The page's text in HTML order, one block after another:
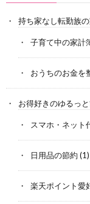
持ち家なし転勤族
子育て中の家計
おうちのお金を
お得好きのゆるっ
スマホ・ネット
日用品の節約 (1)
楽天ポイント愛